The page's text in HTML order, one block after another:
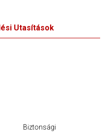
Utasítások
Biztonsági